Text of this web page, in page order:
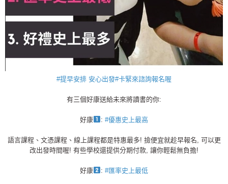
#提早安排 安心出發#卡緊來諮詢報名喔
有三個好康送給未來將讀書的你:
好康 : #優惠史上最高
語言課程、文憑課程、線上課程都是特惠最多! 撿便宜就趁早報名, 可以更
改出發時間喔! 有些學校還提供分期付款, 讓你輕鬆無負擔!
好康 : #匯率史上最低